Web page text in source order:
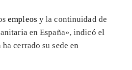
empleos y la continuidad de
en España», indicó el
cerrado su sede en